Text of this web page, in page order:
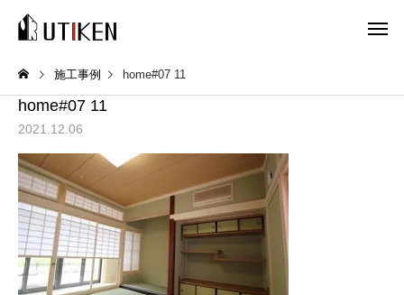
施工事例 home#07 11
home#07 11
2021.12.06